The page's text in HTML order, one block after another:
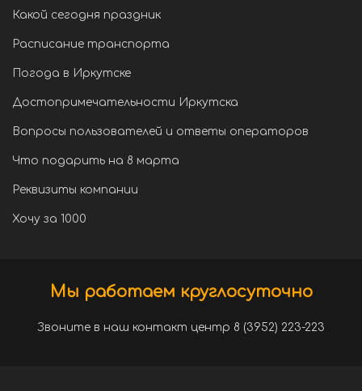
Какой сегодня праздник
Расписание транспорта
Погода в Иркутске
Достопримечательности Иркутска
Вопросы пользователей и ответы операторов
Что подарить на 8 марта
Реквизиты компании
Хочу за 1000
Мы работаем круглосуточно
Звоните в наш контакт центр 8 (3952) 223-223